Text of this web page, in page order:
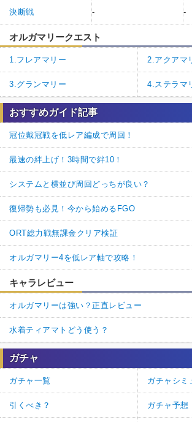
決断戦 - -
オルガマリークエスト
1.フレアマリー 2.アクアマ
3.グランマリー 4.ステラマ
おすすめガイド記事
冠位戴冠戦を低レア編成で周回！
最速の絆上げ！3時間で絆10！
システムと横並び周回どっちが良い？
復帰勢も必見！今から始めるFGO
ORT総力戦無課金クリア検証
オルガマリー4を低レア軸で攻略！
キャラレビュー
オルガマリーは強い？正直レビュー
水着ティアマトどう使う？
ガチャ
ガチャ一覧 ガチャシミ
引くべき？ ガチャ予想